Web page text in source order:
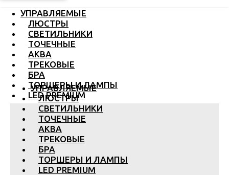
УПРАВЛЯЕМЫЕ
ЛЮСТРЫ
СВЕТИЛЬНИКИ
ТОЧЕЧНЫЕ
АКВА
ТРЕКОВЫЕ
БРА
ТОРШЕРЫ И ЛАМПЫ
LED PREMIUM
УПРАВЛЯЕМЫЕ
ЛЮСТРЫ
СВЕТИЛЬНИКИ
ТОЧЕЧНЫЕ
АКВА
ТРЕКОВЫЕ
БРА
ТОРШЕРЫ И ЛАМПЫ
LED PREMIUM